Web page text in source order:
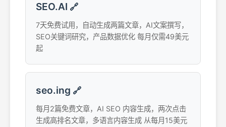
SEO.AI 🔗
7天免费试用，自动生成两篇文章，AI文案撰写，
SEO关键词研究，产品数据优化 每月仅需49美元
起
seo.ing 🔗
每月2篇免费文章，AI SEO 内容生成，两次点击
生成高排名文章，多语言内容生成 从每月15美元